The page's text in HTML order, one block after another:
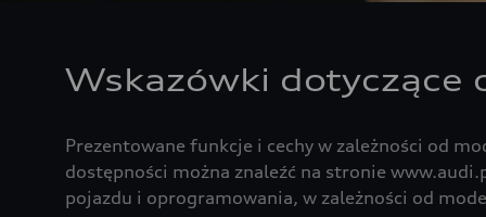
Wskazówki dotyczące
Prezentowane funkcje i cechy w zależności od
dostępności można znaleźć na stronie
pojazdu i oprogramowania, w zależności od